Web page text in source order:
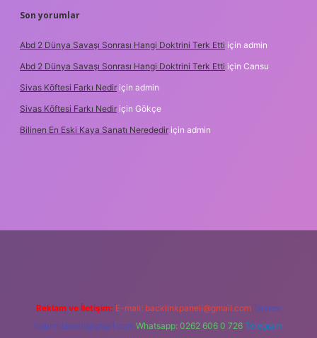
Son yorumlar
Abd 2 Dünya Savaşı Sonrası Hangi Doktrini Terk Etti için admin
Abd 2 Dünya Savaşı Sonrası Hangi Doktrini Terk Etti için Cansu
Sivas Köftesi Farkı Nedir için admin
Sivas Köftesi Farkı Nedir için Gökçe
Bilinen En Eski Kaya Sanatı Nerededir için admin
Reklam ve İletişim: E-mail: backlinkpaneli@gmail.com Teams:
forumhizmeti@gmail.com Whatsapp: 0262 606 0 726 Telegram: